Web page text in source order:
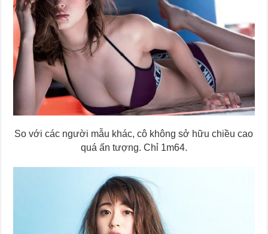
So với các người mẫu khác, cô không sở hữu chiều cao
quá ấn tượng. Chỉ 1m64.